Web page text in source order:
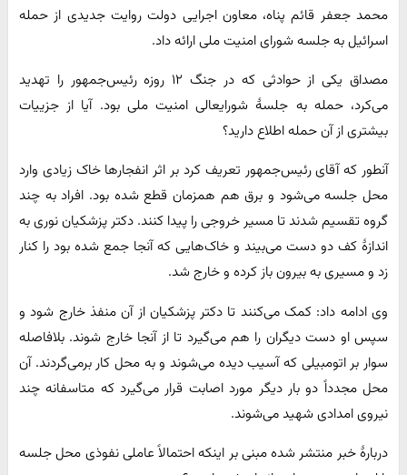
محمد جعفر قائم پناه، معاون اجرایی دولت روایت جدیدی از حمله
اسرائیل به جلسه شورای امنیت ملی ارائه داد.
مصداق یکی از حوادثی که در جنگ ۱۲ روزه رئیس‌جمهور را تهدید
می‌کرد، حمله به جلسهٔ شورایعالی امنیت ملی بود. آیا از جزییات
بیشتری از آن حمله اطلاع دارید؟
آنطور که آقای رئیس‌جمهور تعریف کرد بر اثر انفجارها خاک زیادی وارد
محل جلسه می‌شود و برق هم همزمان قطع شده بود. افراد به چند
گروه تقسیم شدند تا مسیر خروجی را پیدا کنند. دکتر پزشکیان نوری به
اندازهٔ کف دو دست می‌بیند و خاک‌هایی که آنجا جمع شده بود را کنار
زد و مسیری به بیرون باز کرده و خارج شد.
وی ادامه داد: کمک می‌کنند تا دکتر پزشکیان از آن منفذ خارج شود و
سپس او دست دیگران را هم می‌گیرد تا از آنجا خارج شوند. بلافاصله
سوار بر اتومبیلی که آسیب دیده می‌شوند و به محل کار برمی‌گردند. آن
محل مجدداً دو بار دیگر مورد اصابت قرار می‌گیرد که متاسفانه چند
نیروی امدادی شهید می‌شوند.
دربارهٔ خبر منتشر شده مبنی بر اینکه احتمالاً عاملی نفوذی محل جلسه